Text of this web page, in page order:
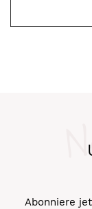
Abonniere